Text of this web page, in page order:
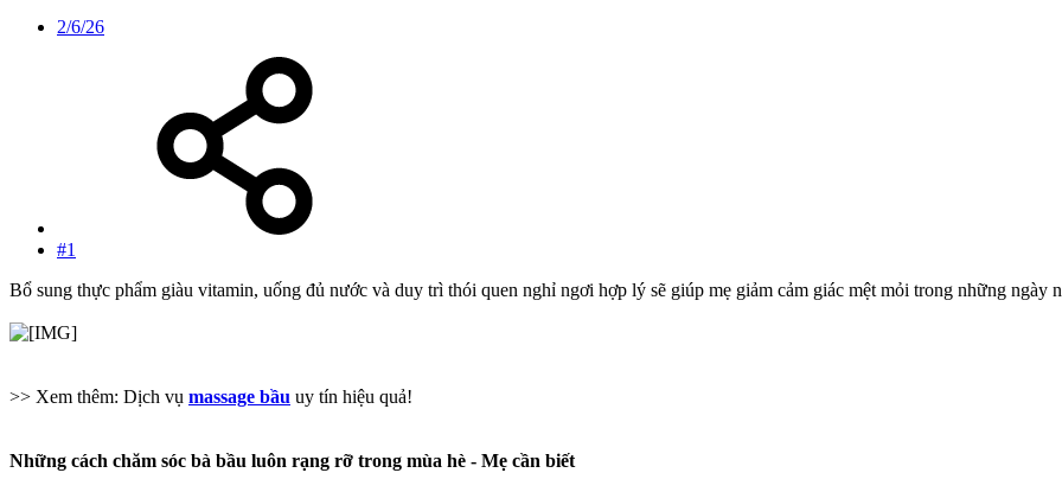
2/6/26
#1
Bổ sung thực phẩm giàu vitamin, uống đủ nước và duy trì thói quen nghỉ ngơi hợp lý sẽ giúp mẹ giảm cảm giác mệt mỏi trong những ngày
>> Xem thêm: Dịch vụ massage bầu uy tín hiệu quả!
Những cách chăm sóc bà bầu luôn rạng rỡ trong mùa hè - Mẹ cần biết